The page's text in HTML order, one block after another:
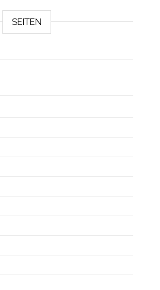
SEITEN